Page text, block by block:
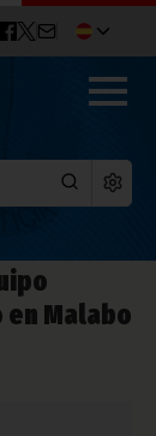
en Malabo